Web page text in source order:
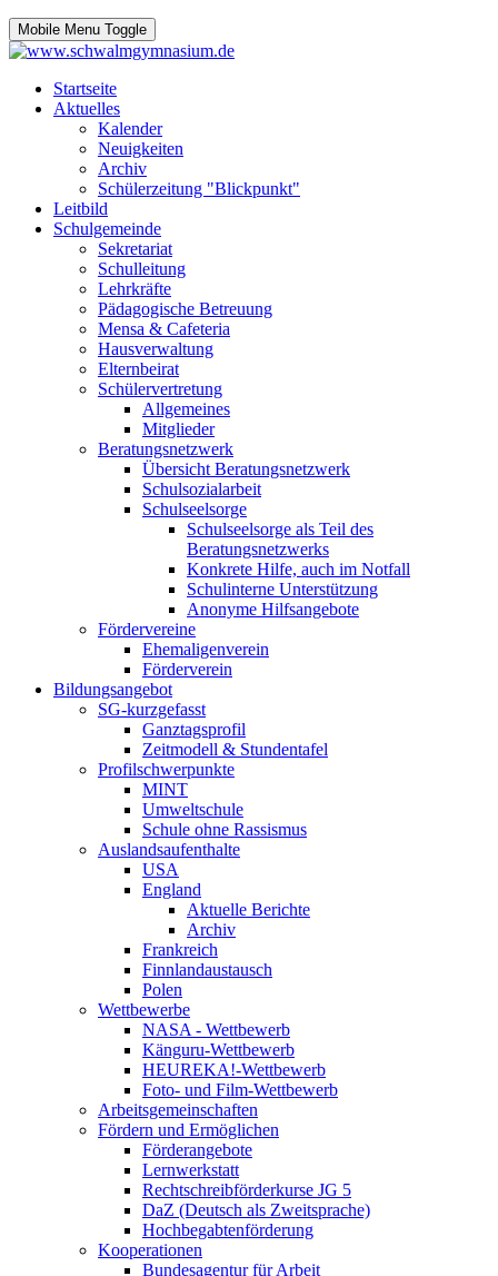
Mobile Menu Toggle
Startseite
Aktuelles
Kalender
Neuigkeiten
Archiv
Schülerzeitung "Blickpunkt"
Leitbild
Schulgemeinde
Sekretariat
Schulleitung
Lehrkräfte
Pädagogische Betreuung
Mensa & Cafeteria
Hausverwaltung
Elternbeirat
Schülervertretung
Allgemeines
Mitglieder
Beratungsnetzwerk
Übersicht Beratungsnetzwerk
Schulsozialarbeit
Schulseelsorge
Schulseelsorge als Teil des
Beratungsnetzwerks
Konkrete Hilfe, auch im Notfall
Schulinterne Unterstützung
Anonyme Hilfsangebote
Fördervereine
Ehemaligenverein
Förderverein
Bildungsangebot
SG-kurzgefasst
Ganztagsprofil
Zeitmodell & Stundentafel
Profilschwerpunkte
MINT
Umweltschule
Schule ohne Rassismus
Auslandsaufenthalte
USA
England
Aktuelle Berichte
Archiv
Frankreich
Finnlandaustausch
Polen
Wettbewerbe
NASA - Wettbewerb
Känguru-Wettbewerb
HEUREKA!-Wettbewerb
Foto- und Film-Wettbewerb
Arbeitsgemeinschaften
Fördern und Ermöglichen
Förderangebote
Lernwerkstatt
Rechtschreibförderkurse JG 5
DaZ (Deutsch als Zweitsprache)
Hochbegabtenförderung
Kooperationen
Bundesagentur für Arbeit